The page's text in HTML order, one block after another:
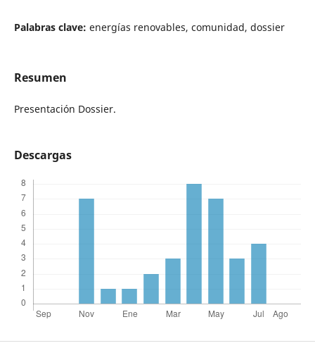
Palabras clave: energías renovables, comunidad, dossier
Resumen
Presentación Dossier.
Descargas